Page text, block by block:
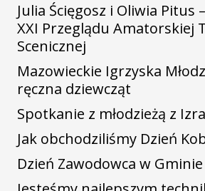
Julia Ścięgosz i Oliwia Pitus
XXI Przeglądu Amatorskiej
Scenicznej
Mazowieckie Igrzyska
ręczna dziewcząt
Spotkanie z młodzieżą z
Jak obchodziliśmy Dzień
Dzień Zawodowca w